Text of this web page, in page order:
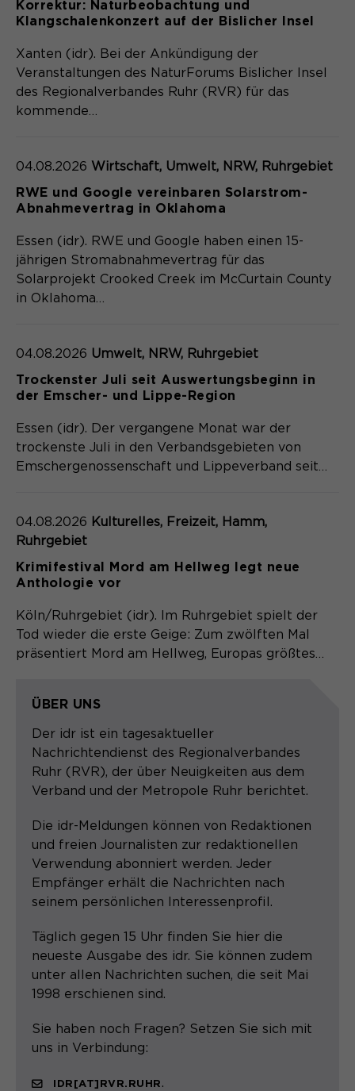
Korrektur: Naturbeobachtung und
Klangschalenkonzert auf der Bislicher Insel
Xanten (idr). Bei der Ankündigung der
Veranstaltungen des NaturForums Bislicher Insel
des Regionalverbandes Ruhr (RVR) für das
kommende…
04.08.2026 Wirtschaft, Umwelt, NRW, Ruhrgebiet
RWE und Google vereinbaren Solarstrom-
Abnahmevertrag in Oklahoma
Essen (idr). RWE und Google haben einen 15-
jährigen Stromabnahmevertrag für das
Solarprojekt Crooked Creek im McCurtain County
in Oklahoma…
04.08.2026 Umwelt, NRW, Ruhrgebiet
Trockenster Juli seit Auswertungsbeginn in
der Emscher- und Lippe-Region
Essen (idr). Der vergangene Monat war der
trockenste Juli in den Verbandsgebieten von
Emschergenossenschaft und Lippeverband seit…
04.08.2026 Kulturelles, Freizeit, Hamm,
Ruhrgebiet
Krimifestival Mord am Hellweg legt neue
Anthologie vor
Köln/Ruhrgebiet (idr). Im Ruhrgebiet spielt der
Tod wieder die erste Geige: Zum zwölften Mal
präsentiert Mord am Hellweg, Europas größtes…
ÜBER UNS
Der idr ist ein tagesaktueller
Nachrichtendienst des Regionalverbandes
Ruhr (RVR), der über Neuigkeiten aus dem
Verband und der Metropole Ruhr berichtet.
Die idr-Meldungen können von Redaktionen
und freien Journalisten zur redaktionellen
Verwendung abonniert werden. Jeder
Empfänger erhält die Nachrichten nach
seinem persönlichen Interessenprofil.
Täglich gegen 15 Uhr finden Sie hier die
neueste Ausgabe des idr. Sie können zudem
unter allen Nachrichten suchen, die seit Mai
1998 erschienen sind.
Sie haben noch Fragen? Setzen Sie sich mit
uns in Verbindung:
IDR[AT]RVR.RUHR .